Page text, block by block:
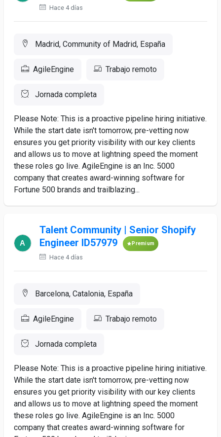
Hace 4 días
Madrid, Community of Madrid, España
AgileEngine Trabajo remoto
Jornada completa
Please Note: This is a proactive pipeline hiring initiative.
While the start date isn't tomorrow, pre-vetting now
ensures you get priority visibility with our key clients
and allows us to move at lightning speed the moment
these roles go live. AgileEngine is an Inc. 5000
company that creates award-winning software for
Fortune 500 brands and trailblazing...
Talent Community | Senior Shopify
Engineer ID57979
Premium
Hace 4 días
Barcelona, Catalonia, España
AgileEngine Trabajo remoto
Jornada completa
Please Note: This is a proactive pipeline hiring initiative.
While the start date isn't tomorrow, pre-vetting now
ensures you get priority visibility with our key clients
and allows us to move at lightning speed the moment
these roles go live. AgileEngine is an Inc. 5000
company that creates award-winning software for